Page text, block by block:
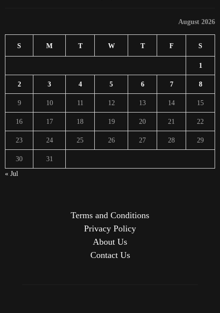
August 2026
S M T W T F S
1
2 3 4 5 6 7 8
9 10 11 12 13 14 15
16 17 18 19 20 21 22
23 24 25 26 27 28 29
30
31
« Jul
Terms and Conditions
Privacy Policy
About Us
Contact Us